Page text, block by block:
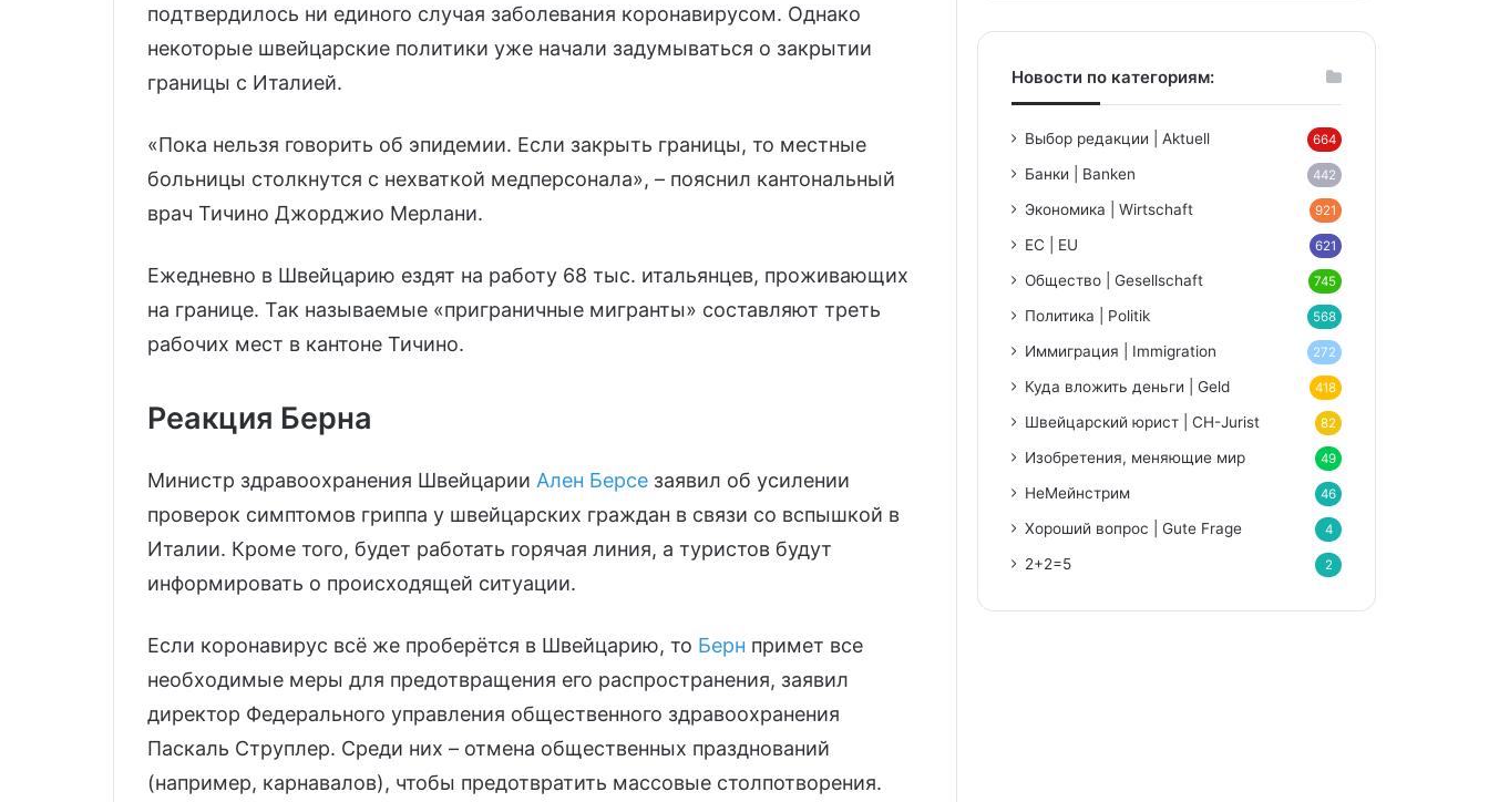
подтвердилось ни единого случая заболевания коронавирусом. Однако
некоторые швейцарские политики уже начали задумываться о закрытии
границы с Италией.
«Пока нельзя говорить об эпидемии. Если закрыть границы, то местные
больницы столкнутся с нехваткой медперсонала», – пояснил кантональный
врач Тичино Джорджио Мерлани.
Ежедневно в Швейцарию ездят на работу 68 тыс. итальянцев, проживающих
на границе. Так называемые «приграничные мигранты» составляют треть
рабочих мест в кантоне Тичино.
Реакция Берна
Министр здравоохранения Швейцарии Ален Берсе заявил об усилении
проверок симптомов гриппа у швейцарских граждан в связи со вспышкой в
Италии. Кроме того, будет работать горячая линия, а туристов будут
информировать о происходящей ситуации.
Если коронавирус всё же проберётся в Швейцарию, то Берн примет все
необходимые меры для предотвращения его распространения, заявил
директор Федерального управления общественного здравоохранения
Паскаль Струплер. Среди них – отмена общественных празднований
(например, карнавалов), чтобы предотвратить массовые столпотворения.
Новости по категориям:
Выбор редакции | Aktuell 664
Банки | Banken 442
Экономика | Wirtschaft 921
ЕС | EU 621
Общество | Gesellschaft 745
Политика | Politik 568
Иммиграция | Immigration 272
Куда вложить деньги | Geld 418
Швейцарский юрист | CH-Jurist 82
Изобретения, меняющие мир 49
НеМейнстрим 46
Хороший вопрос | Gute Frage 4
2+2=5 2